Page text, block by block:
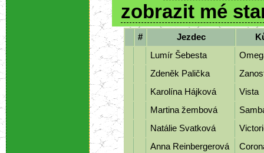
zobrazit mé
# Jezdec
Lumír Šebesta
Zdeněk Palička
Karolína Hájková
Vista
Martina žembová
Natálie Svatková
Anna Reinbergerová